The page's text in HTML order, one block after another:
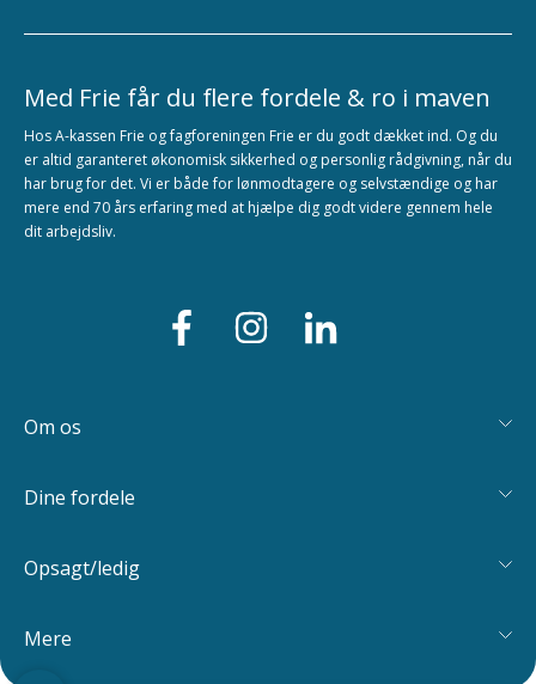
Med Frie får du flere fordele & ro i maven
Hos A-kassen Frie og fagforeningen Frie er du godt dækket ind. Og du
er altid garanteret økonomisk sikkerhed og personlig rådgivning, når du
har brug for det. Vi er både for lønmodtagere og selvstændige og har
mere end 70 års erfaring med at hjælpe dig godt videre gennem hele
dit arbejdsliv.
Om os
Dine fordele
Opsagt/ledig
Mere